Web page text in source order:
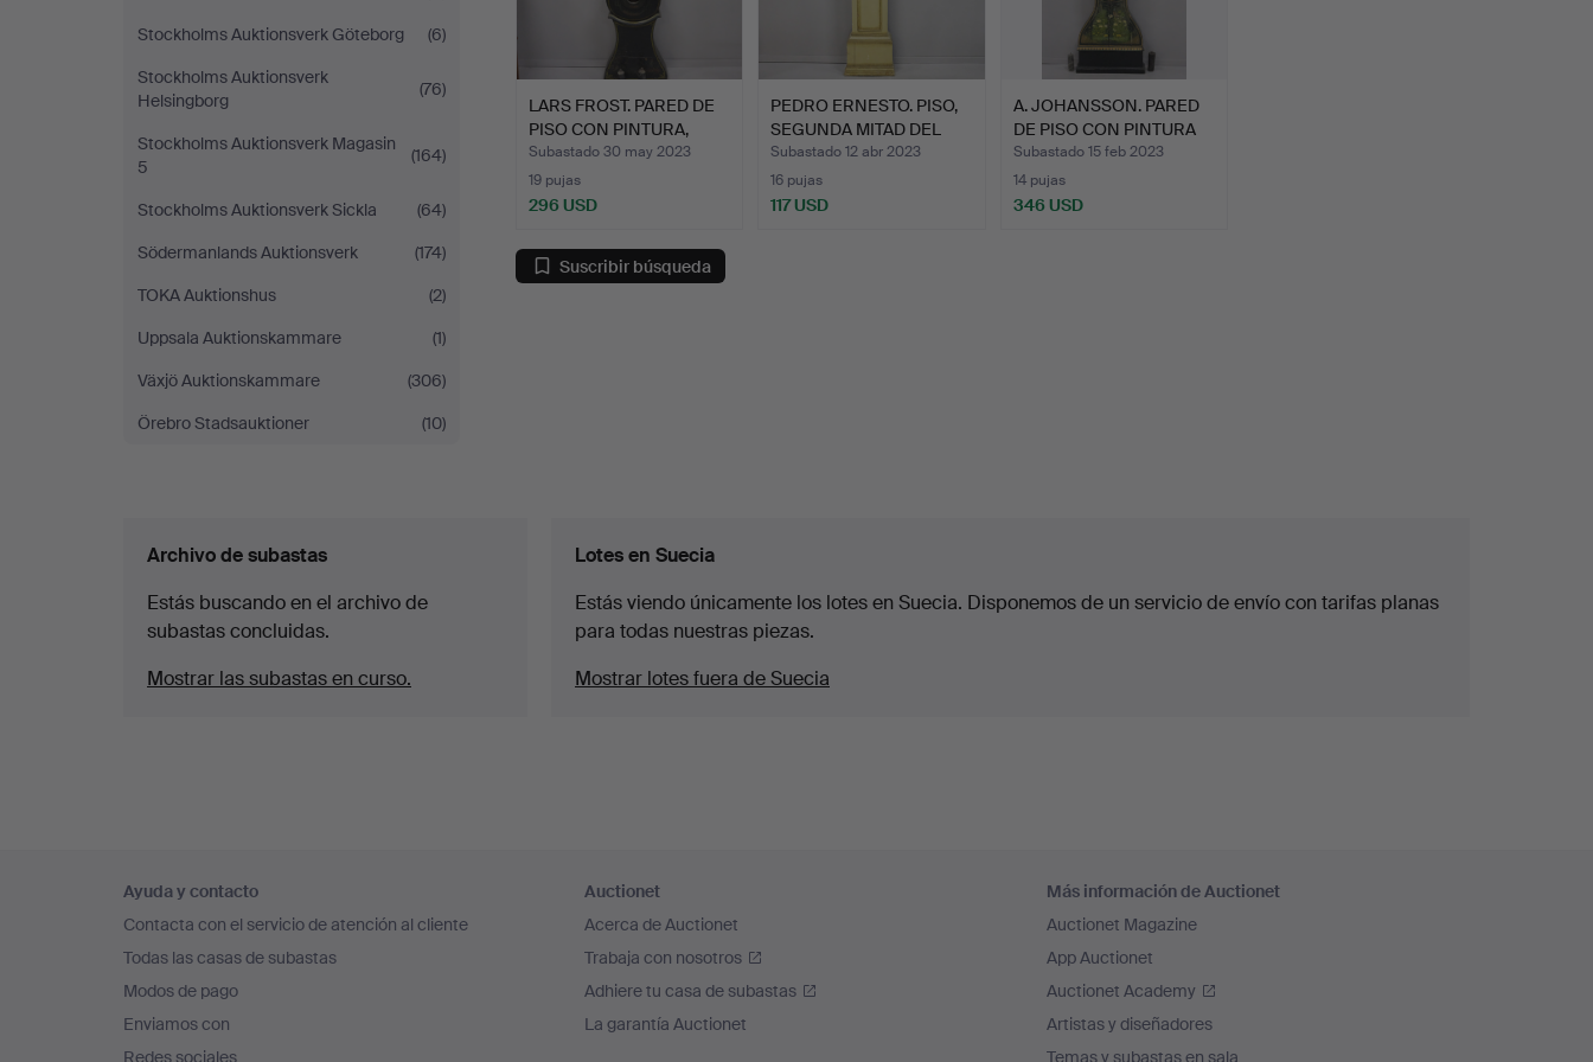
Stockholms Auktionsverk Göteborg
(6)
Stockholms Auktionsverk
Helsingborg
(76)
Stockholms Auktionsverk Magasin
5
(164)
Stockholms Auktionsverk Sickla
(64)
Södermanlands Auktionsverk
(174)
TOKA Auktionshus
(2)
Uppsala Auktionskammare
(1)
Växjö Auktionskammare
(306)
Örebro Stadsauktioner
(10)
LARS FROST. PARED DE
PISO CON PINTURA,
SIG…
Subastado 30 may 2023
19 pujas
296 USD
PEDRO ERNESTO. PISO,
SEGUNDA MITAD DEL
SIG…
Subastado 12 abr 2023
16 pujas
117 USD
A. JOHANSSON. PARED
DE PISO CON PINTURA
DE…
Subastado 15 feb 2023
14 pujas
346 USD
Suscribir búsqueda
Archivo de subastas
Estás buscando en el archivo de
subastas concluidas.
Mostrar las subastas en curso.
Lotes en Suecia
Estás viendo únicamente los lotes en Suecia. Disponemos de un servicio de envío con tarifas planas
para todas nuestras piezas.
Mostrar lotes fuera de Suecia
en
el
pie
de
página
Ayuda y contacto
Contacta con el servicio de atención al cliente
Todas las casas de subastas
Modos de pago
Enviamos con
Redes sociales
Auctionet
Acerca de Auctionet
Trabaja con nosotros
Adhiere tu casa de subastas
La garantía Auctionet
Más información de Auctionet
Auctionet Magazine
App Auctionet
Auctionet Academy
Artistas y diseñadores
Temas y subastas en sala